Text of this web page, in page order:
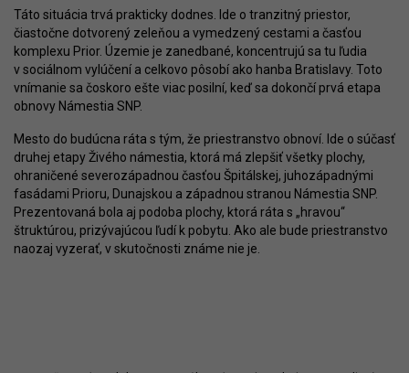
Táto situácia trvá prakticky dodnes. Ide o tranzitný priestor,
čiastočne dotvorený zeleňou a vymedzený cestami a časťou
komplexu Prior. Územie je zanedbané, koncentrujú sa tu ľudia
v sociálnom vylúčení a celkovo pôsobí ako hanba Bratislavy. Toto
vnímanie sa čoskoro ešte viac posilní, keď sa dokončí prvá etapa
obnovy Námestia SNP.
Mesto do budúcna ráta s tým, že priestranstvo obnoví. Ide o súčasť
druhej etapy Živého námestia, ktorá má zlepšiť všetky plochy,
ohraničené severozápadnou časťou Špitálskej, juhozápadnými
fasádami Prioru, Dunajskou a západnou stranou Námestia SNP.
Prezentovaná bola aj podoba plochy, ktorá ráta s „hravou“
štruktúrou, prizývajúcou ľudí k pobytu. Ako ale bude priestranstvo
naozaj vyzerať, v skutočnosti známe nie je.